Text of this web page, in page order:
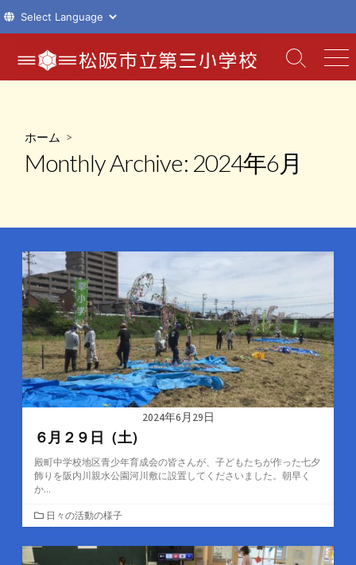
テ
検
索
メ
ニ
ホーム >
Monthly Archive: 2024年6月
2024年6月29日
６月２９日（土）
殿町中学校地区青少年育成会の皆さんが、子どもたちが作った七夕
飾りを阪内川親水公園河川敷に設置してくださいました。朝早く
か...
カ
テ
ゴ
日々の活動の様子